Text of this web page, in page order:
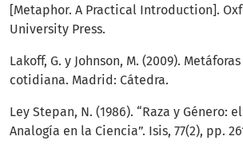
[Metaphor. A Practical Introduction].
University Press.
Lakoff, G. y Johnson, M. (2009).
cotidiana. Madrid: Cátedra.
Ley Stepan, N. (1986). “Raza y Género:
Analogía en la Ciencia”. Isis, 77(2), pp.